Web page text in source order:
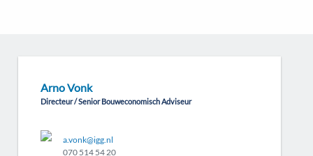
Arno Vonk
Directeur / Senior Bouweconomisch Adviseur
a.vonk@igg.nl
070 514 54 20